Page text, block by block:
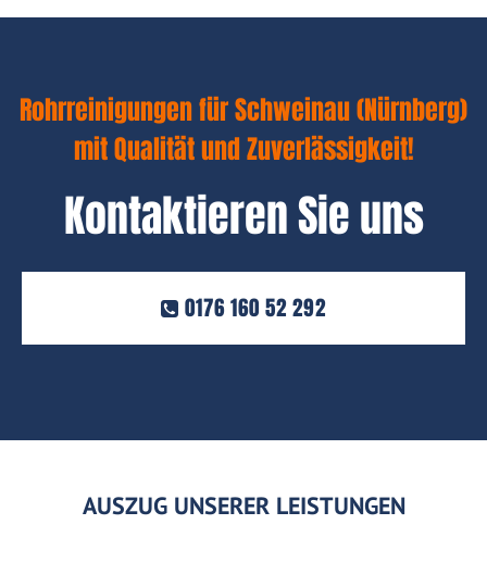
Rohrreinigungen für Schweinau (Nürnberg)
mit Qualität und Zuverlässigkeit!
Kontaktieren Sie uns
0176 160 52 292
AUSZUG UNSERER LEISTUNGEN